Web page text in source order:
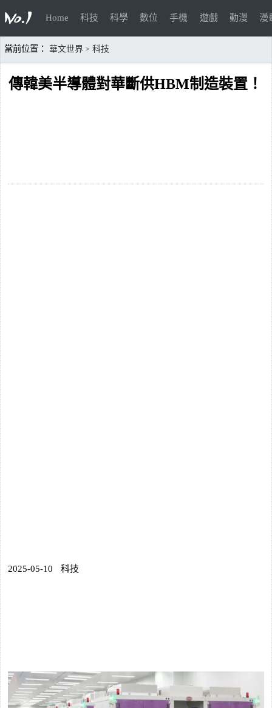
Home 科技 科學 數位 手機 遊戲 動漫 漫
當前位置： 華文世界 > 科技
傳韓美半導體對華斷供HBM制造裝置！
2025-05-10 科技